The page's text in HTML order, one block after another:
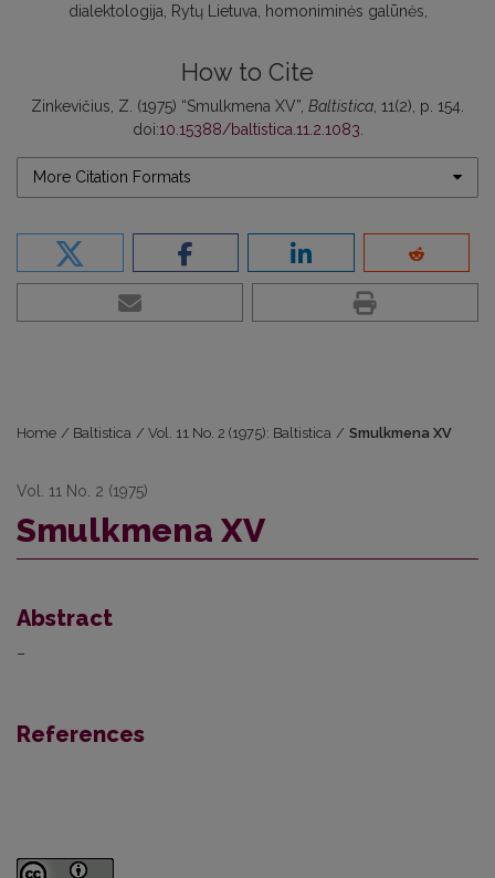
dialektologija Rytų Lietuva homoniminės galūnės
How to Cite
Zinkevičius, Z. (1975) “Smulkmena XV”, Baltistica , 11(2), p. 154.
doi:10.15388/baltistica.11.2.1083
More Citation Formats
Home / Baltistica / Vol. 11 No. 2 (1975): Baltistica / Smulkmena XV
Vol. 11 No. 2 (1975)
Smulkmena XV
Abstract
–
References